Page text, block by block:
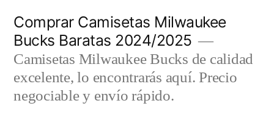
contenido
Comprar Camisetas Milwaukee
Bucks Baratas 2024/2025
Camisetas Milwaukee Bucks de calidad
excelente, lo encontrarás aquí. Precio
negociable y envío rápido.